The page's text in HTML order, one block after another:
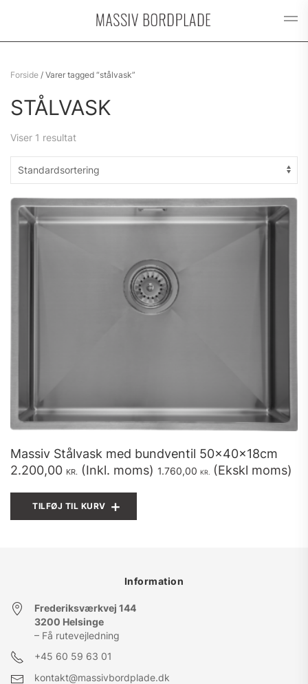
Forside / Varer tagged “stålvask”
STÅLVASK
Viser 1 resultat
Massiv Stålvask med bundventil 50x40x18cm
2.200,00 KR. (Inkl. moms) 1.760,00 KR. (Ekskl moms)
TILFØJ TIL KURV
Information
Frederiksværkvej 144
3200 Helsinge
– Få rutevejledning
+45 60 59 63 01
kontakt@massivbordplade.dk